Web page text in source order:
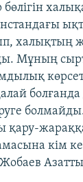
халықтың
Мұның
кім